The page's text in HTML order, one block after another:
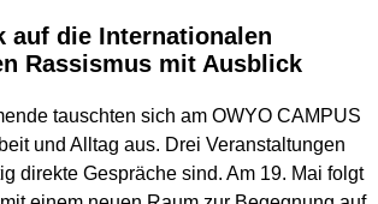
auf die Internationalen
Rassismus mit Ausblick
tauschten sich am OWYO CAMPUS
und Alltag aus. Drei Veranstaltungen
direkte Gespräche sind. Am 19. Mai folgt